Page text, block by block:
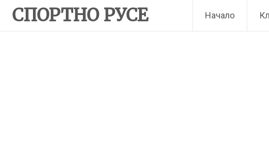
content
СПОРТНО РУСЕ Начало